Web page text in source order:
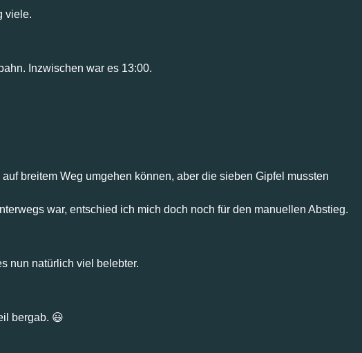
viele.
Inzwischen war es 13:00.
breitem Weg umgehen können, aber die sieben Gipfel mussten
war, entschied ich mich doch noch für den manuellen Abstieg.
nun natürlich viel belebter.
bergab. 😃